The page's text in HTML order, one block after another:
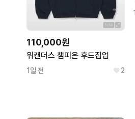
110,000원
위캔더스 챔피온 후드집업
1일 전 2